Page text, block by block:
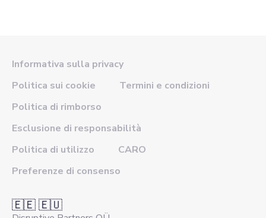
Informativa sulla privacy
Politica sui cookie
Termini e condizioni
Politica di rimborso
Esclusione di responsabilità
Politica di utilizzo
CARO
Preferenze di consenso
🇪🇪 🇪🇺